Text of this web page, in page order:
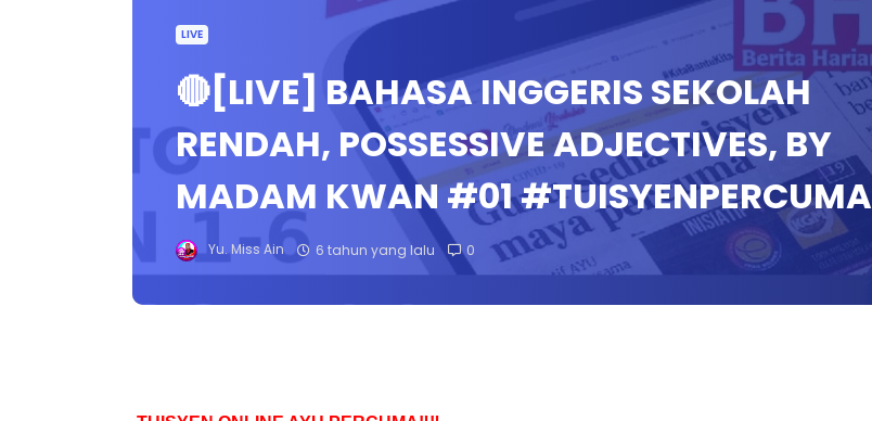
LIVE
🔴[LIVE] BAHASA INGGERIS SEKOLAH
RENDAH, POSSESSIVE ADJECTIVES, BY
MADAM KWAN #01 #TUISYENPERCUMA
Yu. Miss Ain 6 tahun yang lalu 0